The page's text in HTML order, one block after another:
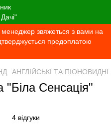
звяжеться з вами на
предоплатою
АНГЛІЙСЬКІ ТА ПІОНОВИДНІ
"Біла Сенсація"
4 відгуки